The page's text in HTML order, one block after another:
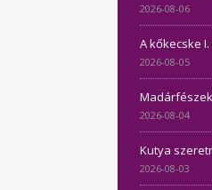
2026-08-06
A kőkecske
2026-08-05
Madárfészek
2026-08-04
Kutya
2026-08-03